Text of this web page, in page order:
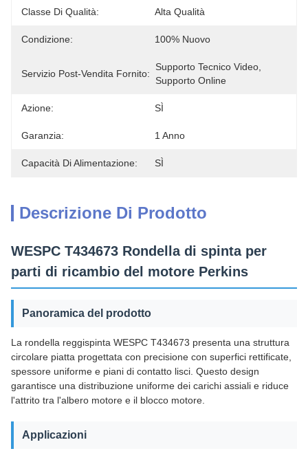
Classe Di Qualità: Alta Qualità
Condizione: 100% Nuovo
Servizio Post-Vendita Fornito:
Supporto Tecnico Video,
Supporto Online
Azione: SÌ
Garanzia: 1 Anno
Capacità Di Alimentazione: SÌ
Descrizione Di Prodotto
WESPC T434673 Rondella di spinta per
parti di ricambio del motore Perkins
Panoramica del prodotto
La rondella reggispinta WESPC T434673 presenta una struttura
circolare piatta progettata con precisione con superfici rettificate,
spessore uniforme e piani di contatto lisci. Questo design
garantisce una distribuzione uniforme dei carichi assiali e riduce
l'attrito tra l'albero motore e il blocco motore.
Applicazioni